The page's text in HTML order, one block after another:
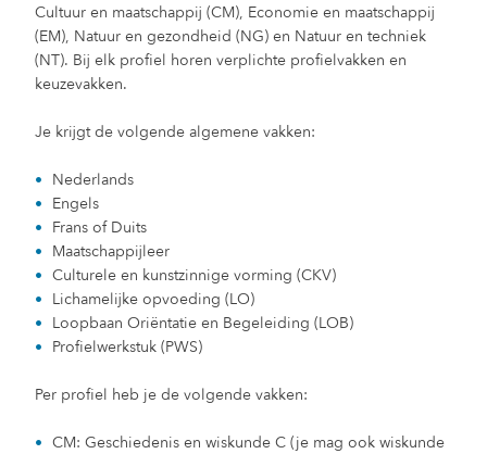
Cultuur en maatschappij (CM), Economie en maatschappij
(EM), Natuur en gezondheid (NG) en Natuur en techniek
(NT). Bij elk profiel horen verplichte profielvakken en
keuzevakken.
Je krijgt de volgende algemene vakken:
Nederlands
Engels
Frans of Duits
Maatschappijleer
Culturele en kunstzinnige vorming (CKV)
Lichamelijke opvoeding (LO)
Loopbaan Oriëntatie en Begeleiding (LOB)
Profielwerkstuk (PWS)
Per profiel heb je de volgende vakken:
CM: Geschiedenis en wiskunde C (je mag ook wiskunde